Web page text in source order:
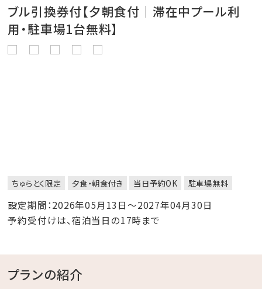
ブル引換券付【夕朝食付｜滞在中プール利
用・駐車場1台無料】
ちゅらとく限定 夕食・朝食付き 当日予約OK 駐車場無料
設定期間：2026年05月13日～2027年04月30日
予約受付けは、宿泊当日の17時まで
プランの紹介